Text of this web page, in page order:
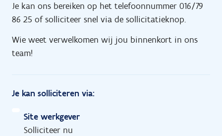
Je kan ons bereiken op het telefoonnummer 016/79
86 25 of solliciteer snel via de sollicitatieknop.
Wie weet verwelkomen wij jou binnenkort in ons
team!
Je kan solliciteren via:
Site werkgever
Solliciteer nu